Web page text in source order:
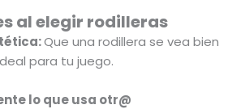
al elegir rodilleras
Que una rodillera se vea bien
para tu juego.
lo que usa otr@